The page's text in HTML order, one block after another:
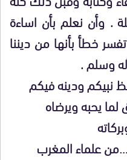
. وأن نعلم بأن اساءة
خطأ بأنها من ديننا
وسلم .
ودينه فيكم
يحبه ويرضاه
علماء المغرب